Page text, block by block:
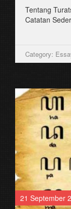
Tentang
Catatan
Category:
21 September